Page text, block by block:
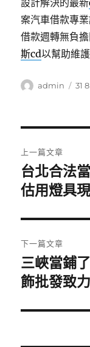
設計解決的最新
案汽車借款專
借款週轉無負
斯cd以幫助維
作
admin
發
31
章
導
覽
上一篇文章
上
一
文
章:
台北合法
估用燈具
下一篇文章
下
一
文
三峽當鋪
飾批發致